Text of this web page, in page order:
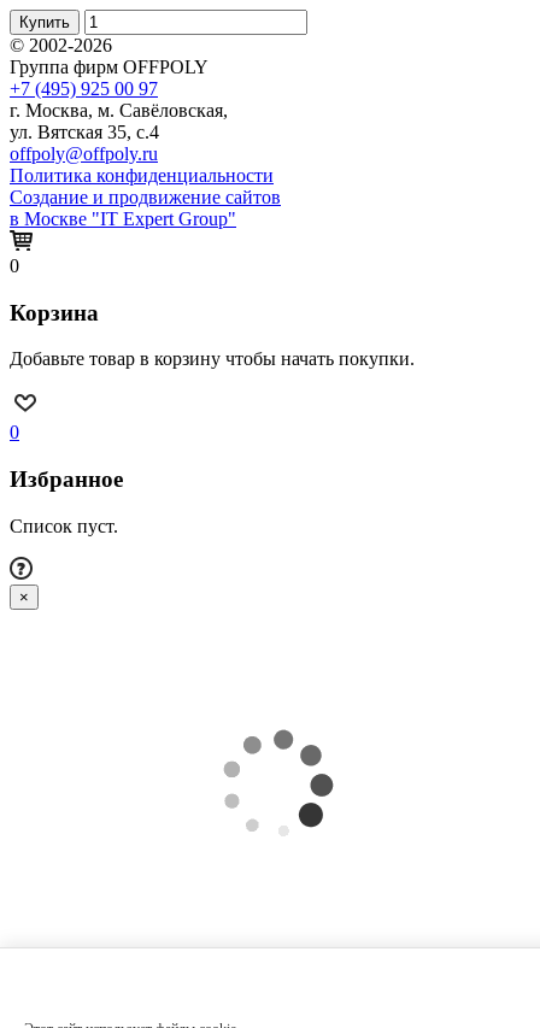
Купить
© 2002-2026
Группа фирм OFFPOLY
+7 (495) 925 00 97
г. Москва, м. Савёловская,
ул. Вятская 35, с.4
offpoly@offpoly.ru
Политика конфиденциальности
Создание и продвижение сайтов
в Москве "IT Expert Group"
0
Корзина
Добавьте товар в корзину чтобы начать покупки.
0
Избранное
Список пуст.
×